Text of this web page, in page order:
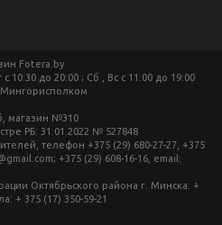
Fotera.by
10:30 до 20:00 ; Сб , Вс c 11:00 до 19:00
Мингорисполком
магазин №310
РБ: 31.01.2022 № 527848
телефон +375 (29) 680-27-27, +375
+375 (29) 608-16-16, email:
Октябрьского района г. Минска: +
+ 375 (17) 350-59-21